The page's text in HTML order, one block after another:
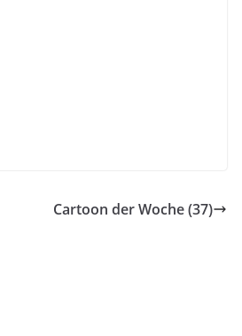
Cartoon der Woche (37)